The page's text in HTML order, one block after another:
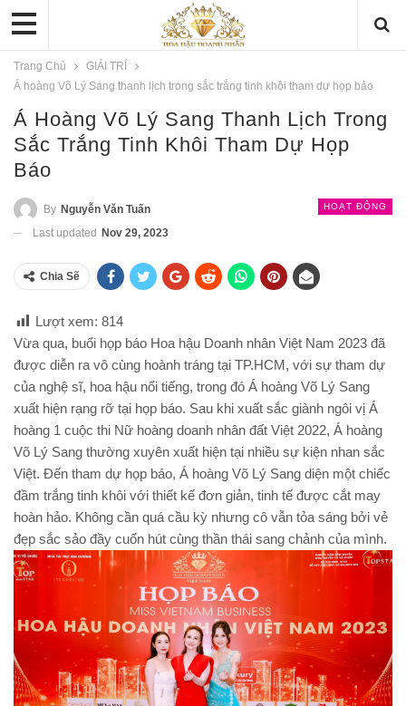
Trang Chủ
GIẢI TRÍ
Á hoàng Võ Lý Sang thanh lịch trong sắc trắng tinh khôi tham dự họp báo
Á Hoàng Võ Lý Sang Thanh Lịch Trong
Sắc Trắng Tinh Khôi Tham Dự Họp
Báo
HOẠT ĐỘNG
By Nguyễn Văn Tuấn
Last updated
Nov 29, 2023
Chia Sẽ
Lượt xem: 814
Vừa qua, buổi họp báo Hoa hậu Doanh nhân Việt Nam 2023 đã
được diễn ra vô cùng hoành tráng tại TP.HCM, với sự tham dự
của nghệ sĩ, hoa hậu nổi tiếng, trong đó Á hoàng Võ Lý Sang
xuất hiện rạng rỡ tại họp báo. Sau khi xuất sắc giành ngôi vị Á
hoàng 1 cuộc thi Nữ hoàng doanh nhân đất Việt 2022, Á hoàng
Võ Lý Sang thường xuyên xuất hiện tại nhiều sự kiện nhan sắc
Việt. Đến tham dự họp báo, Á hoàng Võ Lý Sang diện một chiếc
đầm trắng tinh khôi với thiết kế đơn giản, tinh tế được cắt may
hoàn hảo. Không cần quá cầu kỳ nhưng cô vẫn tỏa sáng bởi vẻ
đẹp sắc sảo đầy cuốn hút cùng thần thái sang chảnh của mình.